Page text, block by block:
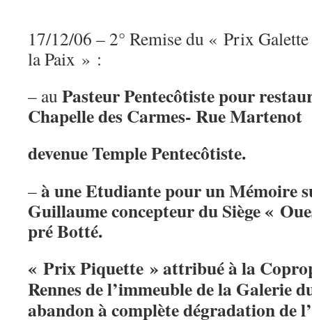
17/12/06 – 2° Remise du « Prix
la Paix » :
– au Pasteur Pentecôtiste pour
Chapelle des Carmes- Rue Martenot
devenue Temple Pentecôtiste.
–à une Etudiante pour un Mémoire
Guillaume concepteur du Siège «
pré Botté.
« Prix Piquette » attribué à la
Rennes de l’immeuble de la Galerie
abandon à complète dégradation de